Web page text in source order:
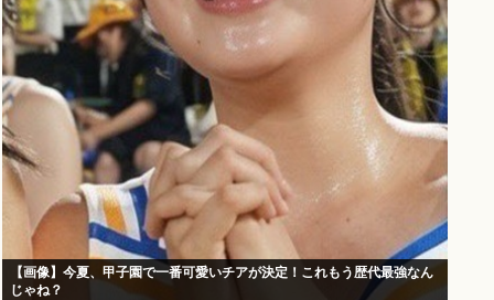
【画像】今夏、甲子園で一番可愛いチアが決定！これもう歴代最強なん
じゃね？